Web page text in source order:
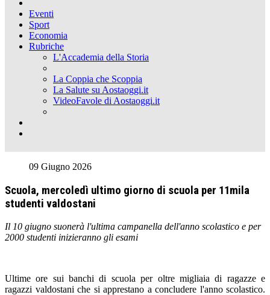
Eventi
Sport
Economia
Rubriche
L'Accademia della Storia
La Coppia che Scoppia
La Salute su Aostaoggi.it
VideoFavole di Aostaoggi.it
09 Giugno 2026
Scuola, mercoledì ultimo giorno di scuola per 11mila
studenti valdostani
Il 10 giugno suonerà l'ultima campanella dell'anno scolastico e per
2000 studenti inizieranno gli esami
Ultime ore sui banchi di scuola per oltre migliaia di ragazze e
ragazzi valdostani che si apprestano a concludere l'anno scolastico.